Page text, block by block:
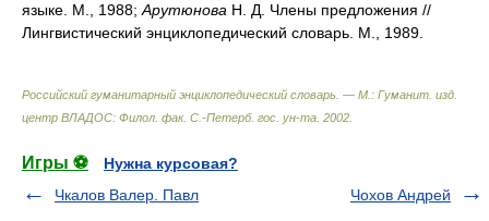
языке. М., 1988; Арутюнова Н. Д. Члены предложения //
Лингвистический энциклопедический словарь. М., 1989.
Российский гуманитарный энциклопедический словарь. — М.: Гуманит. изд.
центр ВЛАДОС: Филол. фак. С.-Петерб. гос. ун-та 2002
Игры ⚽
Нужна курсовая?
Чкалов Валер. Павл
Чохов Андрей